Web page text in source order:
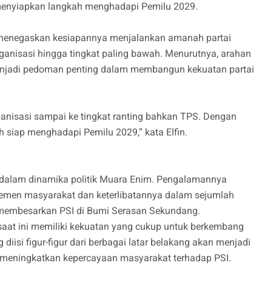
langkah menghadapi Pemilu 2029.
kesiapannya menjalankan amanah partai
hingga tingkat paling bawah. Menurutnya, arahan
pedoman penting dalam membangun kekuatan partai
sampai ke tingkat ranting bahkan TPS. Dengan
menghadapi Pemilu 2029,” kata Elfin.
dinamika politik Muara Enim. Pengalamannya
masyarakat dan keterlibatannya dalam sejumlah
PSI di Bumi Serasan Sekundang.
ini memiliki kekuatan yang cukup untuk berkembang
diisi figur-figur dari berbagai latar belakang akan menjadi
kepercayaan masyarakat terhadap PSI.